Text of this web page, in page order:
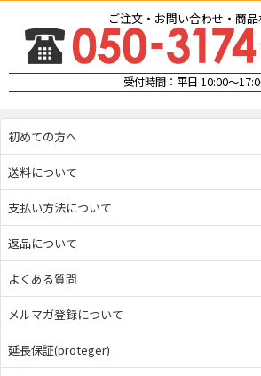
ご注文・お問い合わせ・商品
受付時間：平日 10:00～
初めての方へ
送料について
支払い方法について
返品について
よくある質問
メルマガ登録について
延長保証(proteger)